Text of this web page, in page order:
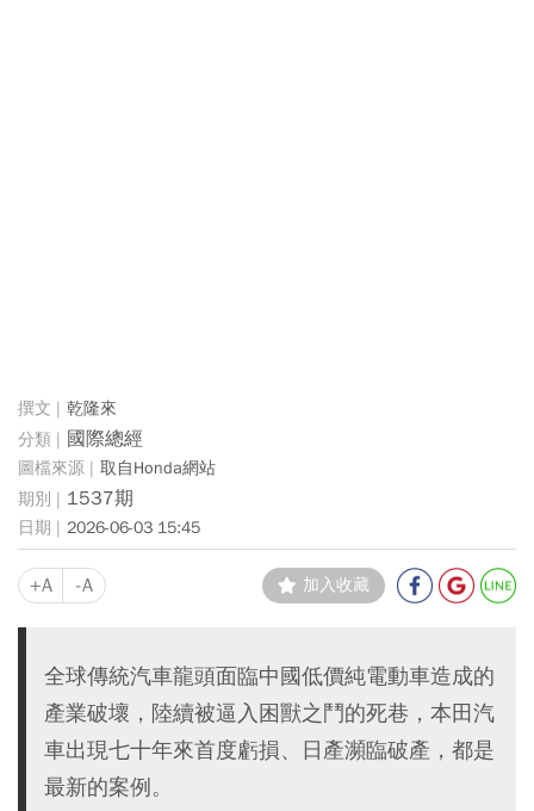
乾隆來
國際總經
取自Honda網站
1537期
2026-06-03 15:45
+A -A 加入收藏
全球傳統汽車龍頭面臨中國低價純電動車造成的
產業破壞，陸續被逼入困獸之鬥的死巷，本田汽
車出現七十年來首度虧損、日產瀕臨破產，都是
最新的案例。